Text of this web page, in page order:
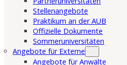
Stellenangebote
Praktikum an der AUB
Offizielle Dokumente
Sommeruniversitäten
Angebote für Externe
Angebote für Anwälte